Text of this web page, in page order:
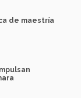
de maestría